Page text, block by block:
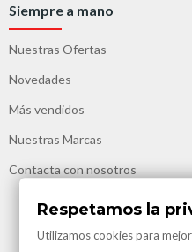
Siempre a mano
Nuestras Ofertas
Novedades
Más vendidos
Nuestras Marcas
Contacta con nosotros
Respetamos la
Utilizamos cookies para